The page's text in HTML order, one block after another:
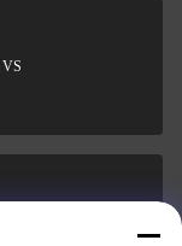
VS